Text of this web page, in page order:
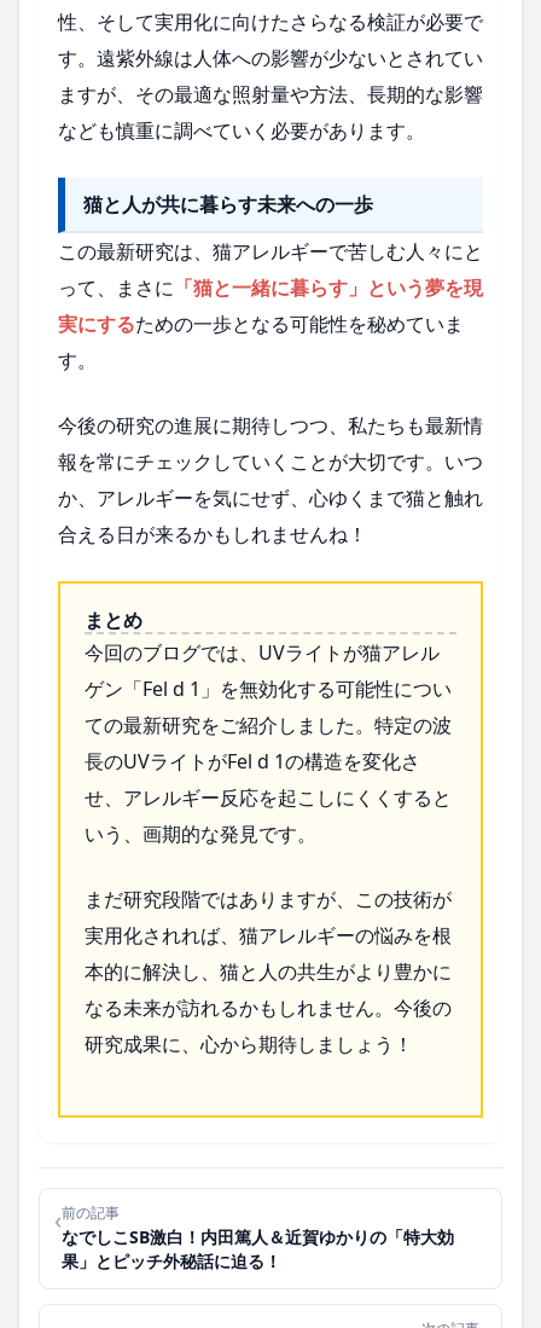
性、そして実用化に向けたさらなる検証が必要で
す。遠紫外線は人体への影響が少ないとされてい
ますが、その最適な照射量や方法、長期的な影響
なども慎重に調べていく必要があります。
猫と人が共に暮らす未来への一歩
この最新研究は、猫アレルギーで苦しむ人々にと
って、まさに 「猫と一緒に暮らす」という夢を現
実にするための一歩となる可能性を秘めていま
す。
今後の研究の進展に期待しつつ、私たちも最新情
報を常にチェックしていくことが大切です。いつ
か、アレルギーを気にせず、心ゆくまで猫と触れ
合える日が来るかもしれませんね！
まとめ
今回のブログでは、UVライトが猫アレル
ゲン「Fel d 1」を無効化する可能性につい
ての最新研究をご紹介しました。特定の波
長のUVライトがFel d 1の構造を変化さ
せ、アレルギー反応を起こしにくくすると
いう、画期的な発見です。
まだ研究段階ではありますが、この技術が
実用化されれば、猫アレルギーの悩みを根
本的に解決し、猫と人の共生がより豊かに
なる未来が訪れるかもしれません。今後の
研究成果に、心から期待しましょう！
‹前の記事
なでしこSB激白！内田篤人＆近賀ゆかりの「特大効
果」とピッチ外秘話に迫る！